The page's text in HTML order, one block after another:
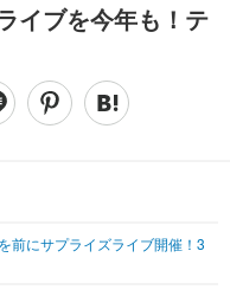
スマートフォン
その他
映画・ドラマ
イブを今年も！テ
前にサプライズライブ開催！3